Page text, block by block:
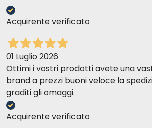
Acquirente verificato
01 Luglio 2026
Ottimi i vostri prodotti avete una
brand a prezzi buoni veloce la
graditi gli omaggi.
Acquirente verificato